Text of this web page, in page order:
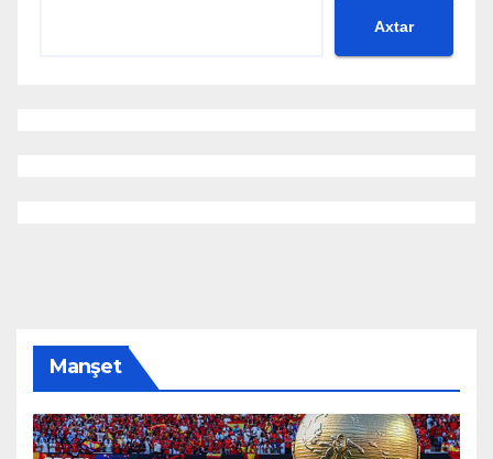
Axtar
Manşet